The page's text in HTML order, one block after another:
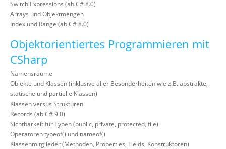
Switch Expressions (ab C# 8.0)
Arrays und Objektmengen
Index und Range (ab C# 8.0)
Objektorientiertes Programmieren mit
CSharp
Namensräume
Objekte und Klassen (inklusive aller Besonderheiten wie z.B. abstrakte,
statische und partielle Klassen)
Klassen versus Strukturen
Records (ab C# 9.0)
Sichtbarkeit für Typen (public, private, protected, file)
Operatoren typeof() und nameof()
Klassenmitglieder (Methoden, Properties, Fields, Konstruktoren)